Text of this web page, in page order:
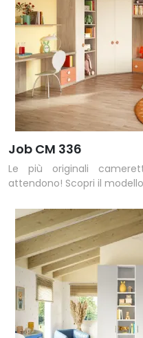
Job CM 336
Le più originali
attendono! Scopri il